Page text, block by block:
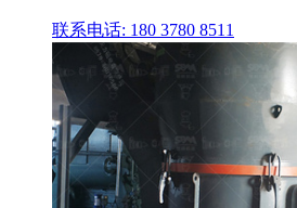
联系电话: 180 3780 8511